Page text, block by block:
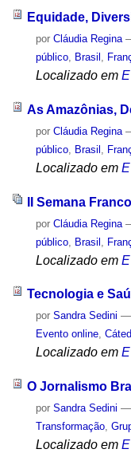
Equidade,
porCláudia Regina
público, Brasil ,
Localizado em
As Amazônias,
porCláudia Regina
público
Brasil
Localizado em
II Semana
porCláudia Regina
público Brasil
Localizado em
Tecnologia e
porSandra Sedini —
Evento online,
Localizado em
O Jornalismo
porSandra Sedini —
Transformação ,
Localizado em